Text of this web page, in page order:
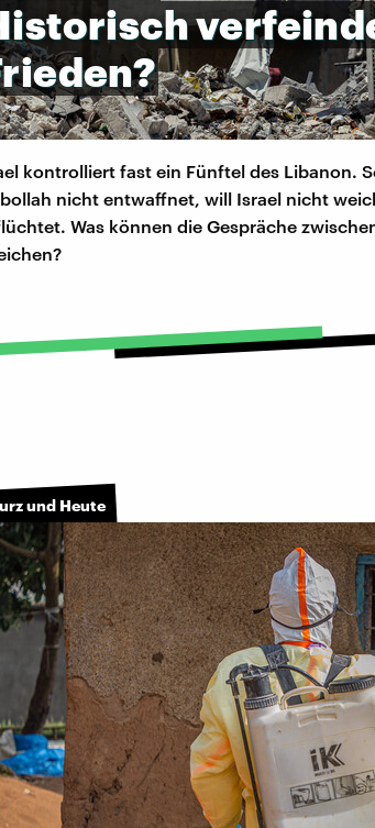
kontrolliert fast ein Fünftel des Libanon.
nicht entwaffnet, will Israel nicht
Was können die Gespräche
und Heute